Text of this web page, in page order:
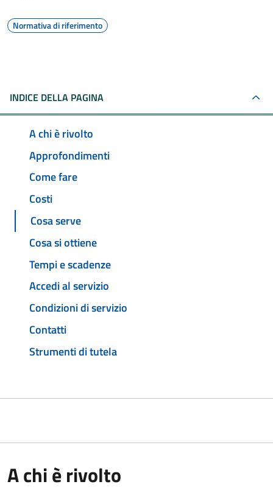
Normativa di riferimento
INDICE DELLA PAGINA
A chi è rivolto
Approfondimenti
Come fare
Costi
Cosa serve
Cosa si ottiene
Tempi e scadenze
Accedi al servizio
Condizioni di servizio
Contatti
Strumenti di tutela
A chi è rivolto